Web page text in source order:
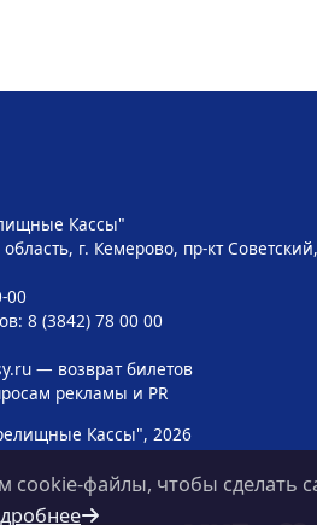
Кассы"
г. Кемерово, пр-кт
00
8 (3842) 78 00 00
— возврат билетов
рекламы и PR
Кассы", 2026
cookie-файлы, чтобы сделать